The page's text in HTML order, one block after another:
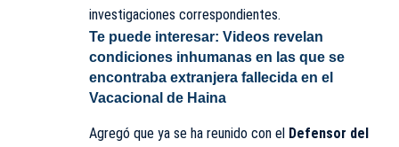
investigaciones correspondientes.
Te puede interesar: Videos revelan
condiciones inhumanas en las que se
encontraba extranjera fallecida en el
Vacacional de Haina
Agregó que ya se ha reunido con el Defensor del